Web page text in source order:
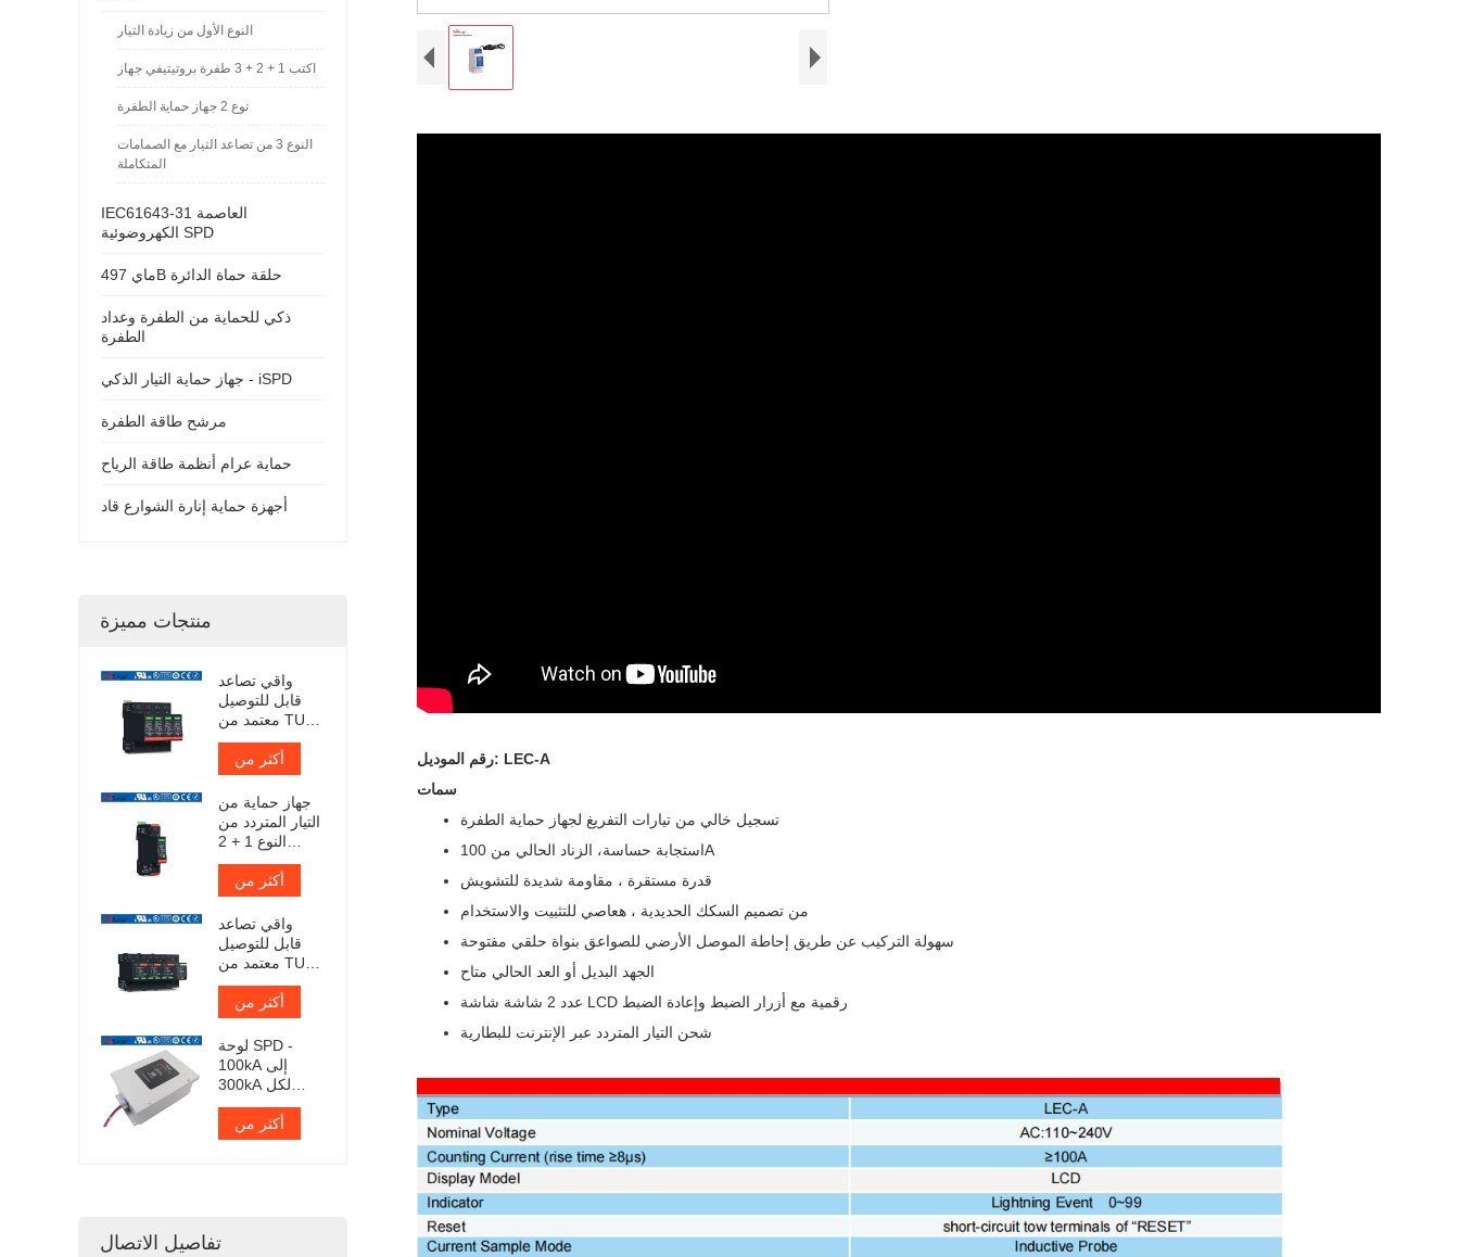
رقم الموديل: LEC-A
سمات
تسجيل خالي من تيارات التفريغ لجهاز حماية الطفرة
استجابة حساسة، الزناد الحالي من 100A
قدرة مستقرة ، مقاومة شديدة للتشويش
من تصميم السكك الحديدية ، هعاصي للتثبيت والاستخدام
سهولة التركيب عن طريق إحاطة الموصل الأرضي للصواعق بنواة حلقي مفتوحة
الجهد البديل أو العد الحالي متاح
عدد 2 شاشة شاشة LCD رقمية مع أزرار الضبط وإعادة الضبط
شحن التيار المتردد عبر الإنترنت للبطارية
النوع الأول من زيادة التيار
اكتب 1 + 2 + 3 طفرة بروتيتيفي جهاز
نوع 2 جهاز حماية الطفرة
النوع 3 من تصاعد التيار مع الصمامات
المتكاملة
IEC61643-31 العاصمة
الكهروضوئية SPD
ماي 497B حلقة حماة الدائرة
ذكي للحماية من الطفرة وعداد
الطفرة
جهاز حماية التيار الذكي - iSPD
مرشح طاقة الطفرة
حماية عرام أنظمة طاقة الرياح
أجهزة حماية إنارة الشوارع قاد
منتجات مميزة
واقي تصاعد
قابل للتوصيل
معتمد من TUV
Iimp 12.5kA
أكثر من
جهاز حماية من
التيار المتردد من
النوع 1 + 2
معتمد من TUV
أكثر من
واقي تصاعد
قابل للتوصيل
معتمد من TUV
Iimp 25kA
أكثر من
لوحة SPD -
100kA إلى
300kA لكل
مرحلة
أكثر من
تفاصيل الاتصال